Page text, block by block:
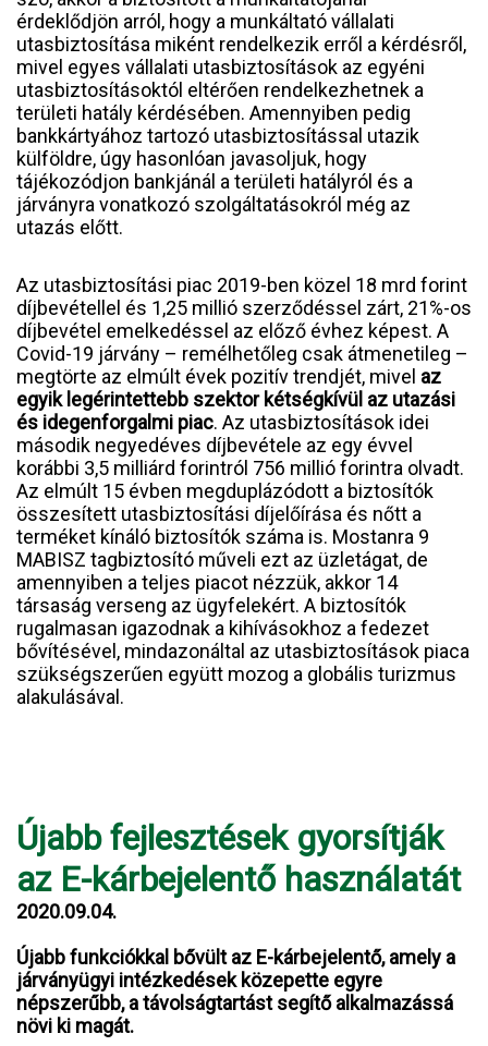
érdeklődjön arról, hogy a munkáltató vállalati
utasbiztosítása miként rendelkezik erről a kérdésről,
mivel egyes vállalati utasbiztosítások az egyéni
utasbiztosításoktól eltérően rendelkezhetnek a
területi hatály kérdésében. Amennyiben pedig
bankkártyához tartozó utasbiztosítással utazik
külföldre, úgy hasonlóan javasoljuk, hogy
tájékozódjon bankjánál a területi hatályról és a
járványra vonatkozó szolgáltatásokról még az
utazás előtt.
Az utasbiztosítási piac 2019-ben közel 18 mrd forint
díjbevétellel és 1,25 millió szerződéssel zárt, 21%-os
díjbevétel emelkedéssel az előző évhez képest. A
Covid-19 járvány – remélhetőleg csak átmenetileg –
megtörte az elmúlt évek pozitív trendjét, mivel az
egyik legérintettebb szektor kétségkívül az utazási
és idegenforgalmi piac. Az utasbiztosítások idei
második negyedéves díjbevétele az egy évvel
korábbi 3,5 milliárd forintról 756 millió forintra olvadt.
Az elmúlt 15 évben megduplázódott a biztosítók
összesített utasbiztosítási díjelőírása és nőtt a
terméket kínáló biztosítók száma is. Mostanra 9
MABISZ tagbiztosító műveli ezt az üzletágat, de
amennyiben a teljes piacot nézzük, akkor 14
társaság verseng az ügyfelekért. A biztosítók
rugalmasan igazodnak a kihívásokhoz a fedezet
bővítésével, mindazonáltal az utasbiztosítások piaca
szükségszerűen együtt mozog a globális turizmus
alakulásával.
Újabb fejlesztések gyorsítják
az E-kárbejelentő használatát
2020.09.04.
Újabb funkciókkal bővült az E-kárbejelentő, amely a
járványügyi intézkedések közepette egyre
népszerűbb, a távolságtartást segítő alkalmazássá
növi ki magát.